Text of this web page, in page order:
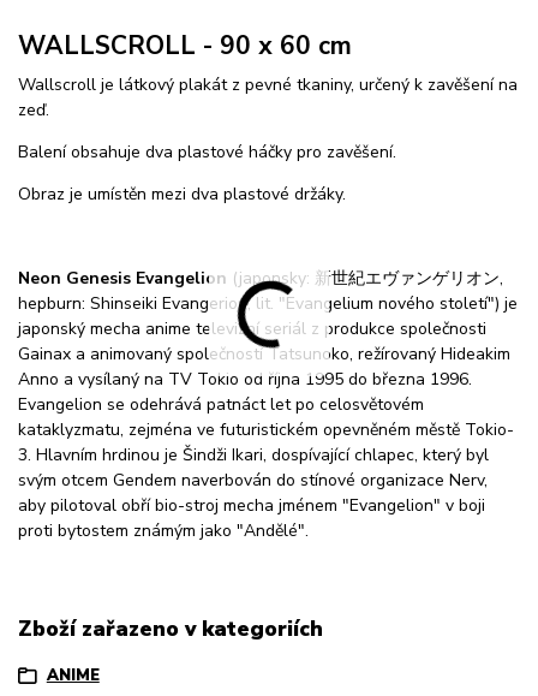
WALLSCROLL - 90 x 60 cm
Wallscroll je látkový plakát z pevné tkaniny, určený k zavěšení na
zeď.
Balení obsahuje dva plastové háčky pro zavěšení.
Obraz je umístěn mezi dva plastové držáky.
Neon Genesis Evangelion (japonsky: 新世紀エヴァンゲリオン,
hepburn: Shinseiki Evangerion, lit. "Evangelium nového století") je
japonský mecha anime televizní seriál z produkce společnosti
Gainax a animovaný společností Tatsunoko, režírovaný Hideakim
Anno a vysílaný na TV Tokio od října 1995 do března 1996.
Evangelion se odehrává patnáct let po celosvětovém
kataklyzmatu, zejména ve futuristickém opevněném městě Tokio-
3. Hlavním hrdinou je Šindži Ikari, dospívající chlapec, který byl
svým otcem Gendem naverbován do stínové organizace Nerv,
aby pilotoval obří bio-stroj mecha jménem "Evangelion" v boji
proti bytostem známým jako "Andělé".
Zboží zařazeno v kategoriích
ANIME